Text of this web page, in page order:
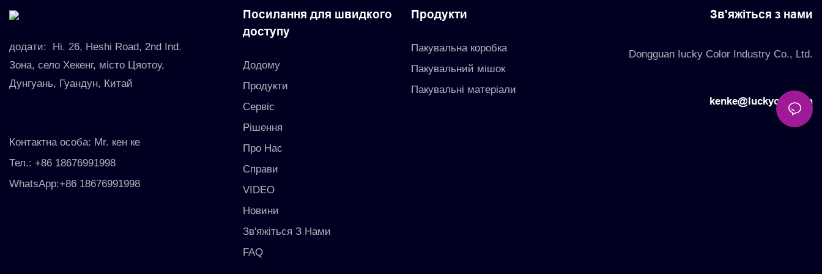
додати:
Ні. 26, Heshi Road, 2nd Ind.
Зона, село Хекенг, місто Цяотоу,
Дунгуань, Гуандун, Китай
Контактна особа: Mr. кен ке
Тел.: +86 18676991998
WhatsApp:+86 18676991998
Посилання для швидкого
доступу
Додому
Продукти
Сервіс
Рішення
Про Нас
Справи
VIDEO
Новини
Зв'яжіться З Нами
FAQ
Продукти
Пакувальна коробка
Пакувальний мішок
Пакувальні матеріали
Зв'яжіться з нами
Dongguan Iucky Color Industry Co., Ltd.
kenke@luckycolor.cn